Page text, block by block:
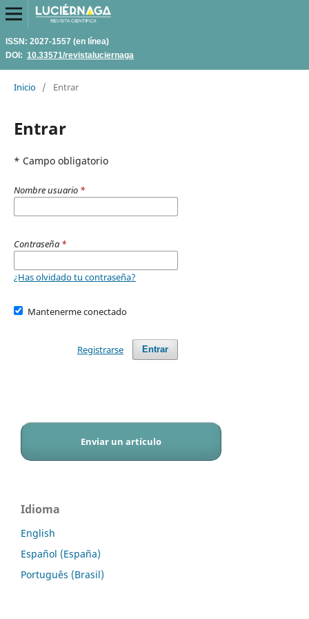
ISSN: 2027-1557 (en línea)
DOI: 10.33571/revistaluciernaga
Inicio / Entrar
Entrar
* Campo obligatorio
Nombre usuario *
Contraseña *
¿Has olvidado tu contraseña?
Mantenerme conectado
Entrar
Registrarse
Enviar un artículo
Idioma
English
Español (España)
Português (Brasil)